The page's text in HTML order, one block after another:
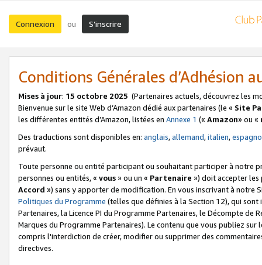
Connexion ou S’inscrire
Conditions Générales d’Adhésion
Mises à jour: 15 octobre 2025 (Partenaires actuels, découvrez les
Bienvenue sur le site Web d’Amazon dédié aux partenaires (le « Site
les différentes entités d’Amazon, listées en Annexe 1 (« Amazon» ou «
Des traductions sont disponibles en: anglais,allemand,italien,
prévaut.
Toute personne ou entité participant ou souhaitant participer à notre
personnes ou entités, « vous» ou un « Partenaire ») doit accepter les
Accord ») sans y apporter de modification. En vous inscrivant à notre
Politiques du Programme (telles que définies à la Section 12), qui
Partenaires, la Licence PI du Programme Partenaires, le Décompte de
Marques du Programme Partenaires). Le contenu que vous publiez
compris l'interdiction de créer, modifier ou supprimer des
directives.